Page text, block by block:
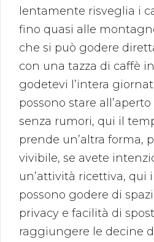
lentamente risveglia i
fino quasi alle
che si può godere
con una tazza di caffè
godetevi l’intera
possono stare
senza rumori, qui il
prende un’altra forma,
vivibile, se avete
un’attività ricettiva, qui
possono godere di
privacy e facilità di
raggiungere le decine